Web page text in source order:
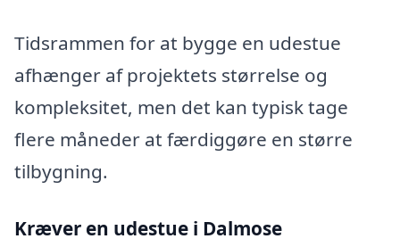
Tidsrammen for at bygge en udestue
afhænger af projektets størrelse og
kompleksitet, men det kan typisk tage
flere måneder at færdiggøre en større
tilbygning.
Kræver en udestue i Dalmose